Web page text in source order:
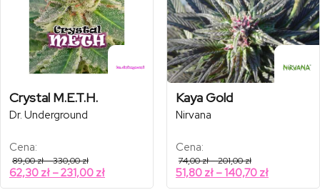
Crystal M.E.T.H.
Dr. Underground
Cena:
89,00zł–330,00złZakres
cen:
od
89,00 zł
62,30 zł –231,00 złZakres
cen:
Kaya Gold
Nirvana
Cena:
74,00zł–201,00złZakres
cen:
od
74,00 zł
51,80 zł – 140,70 złZakres
cen: